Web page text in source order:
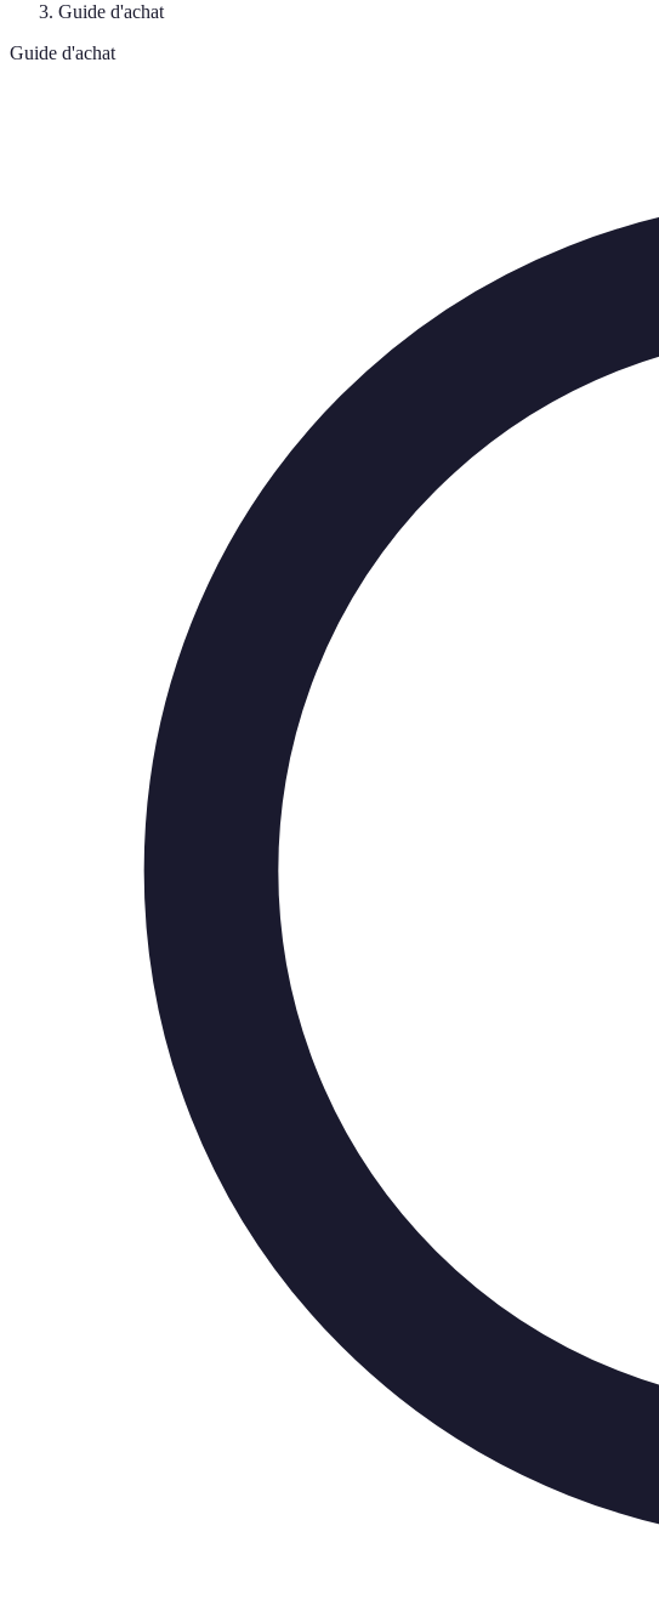
Guide d'achat
Guide d'achat